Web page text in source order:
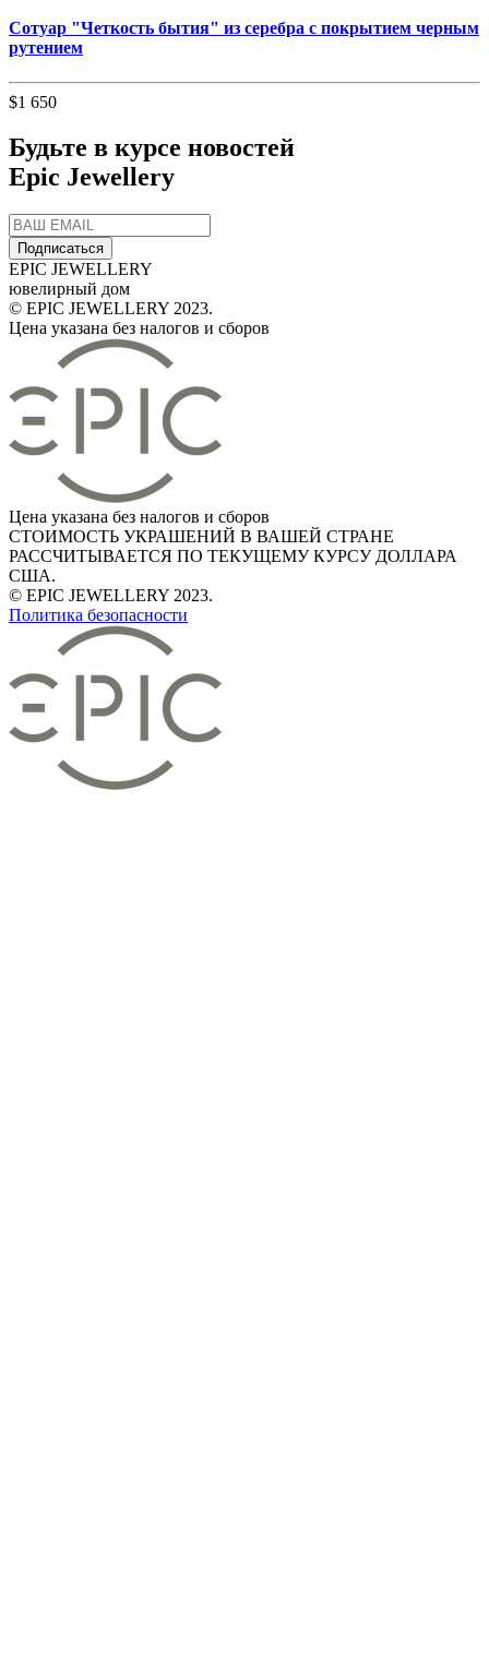
Сотуар "Четкость бытия" из серебра с покрытием черным
рутением
$1 650
Будьте в курсе новостей
Epic Jewellery
Подписаться
EPIC JEWELLERY
ювелирный дом
© EPIC JEWELLERY 2023.
Цена указана без налогов и сборов
Цена указана без налогов и сборов
СТОИМОСТЬ УКРАШЕНИЙ В ВАШЕЙ СТРАНЕ
РАССЧИТЫВАЕТСЯ ПО ТЕКУЩЕМУ КУРСУ ДОЛЛАРА
США.
© EPIC JEWELLERY 2023.
Политика безопасности